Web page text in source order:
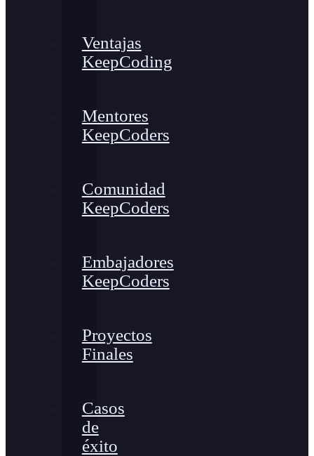
Ventajas
KeepCoding
Mentores
KeepCoders
Comunidad
KeepCoders
Embajadores
KeepCoders
Proyectos
Finales
Casos
de
éxito